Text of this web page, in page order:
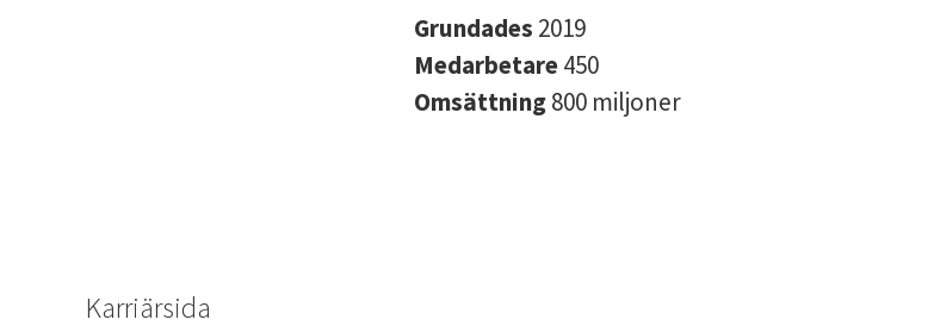
Grundades 2019
Medarbetare450
Omsättning800 miljoner
Karriärsida